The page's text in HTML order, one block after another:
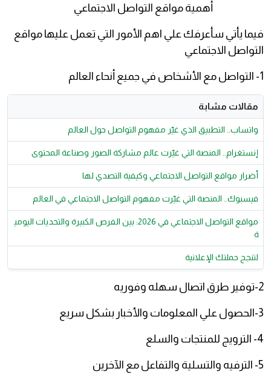
أهمية مواقع التواصل الاجتماعي
فيما يأتي سأعرفك علي اهم الأمور التي تعمل عليها مواقع
التواصل الاجتماعي
1- التواصل مع الأشخاص في جميع أنحاء العالم
مقالات مشابة
واتساب.. التطبيق الذي غيّر مفهوم التواصل حول العالم
إنستغرام.. المنصة التي غيّرت عالم مشاركة الصور وصناعة المحتوى
أضرار مواقع التواصل الاجتماعي وكيفية التصدي لها
فيسبوك.. المنصة التي غيّرت مفهوم التواصل الاجتماعي في العالم
مواقع التواصل الاجتماعي في 2026: بين الفرص الكبيرة والتحديات اليومي
ة
لتنجح حملتك الإعلانية
2-توفير طرق اتصال سهله وفوريه
3-الحصول علي المعلومات والأخبار بشكل سريع
4- الترويج للمنتجات والسلع
5- الترفيه والتسلية والتفاعل مع الآخرين